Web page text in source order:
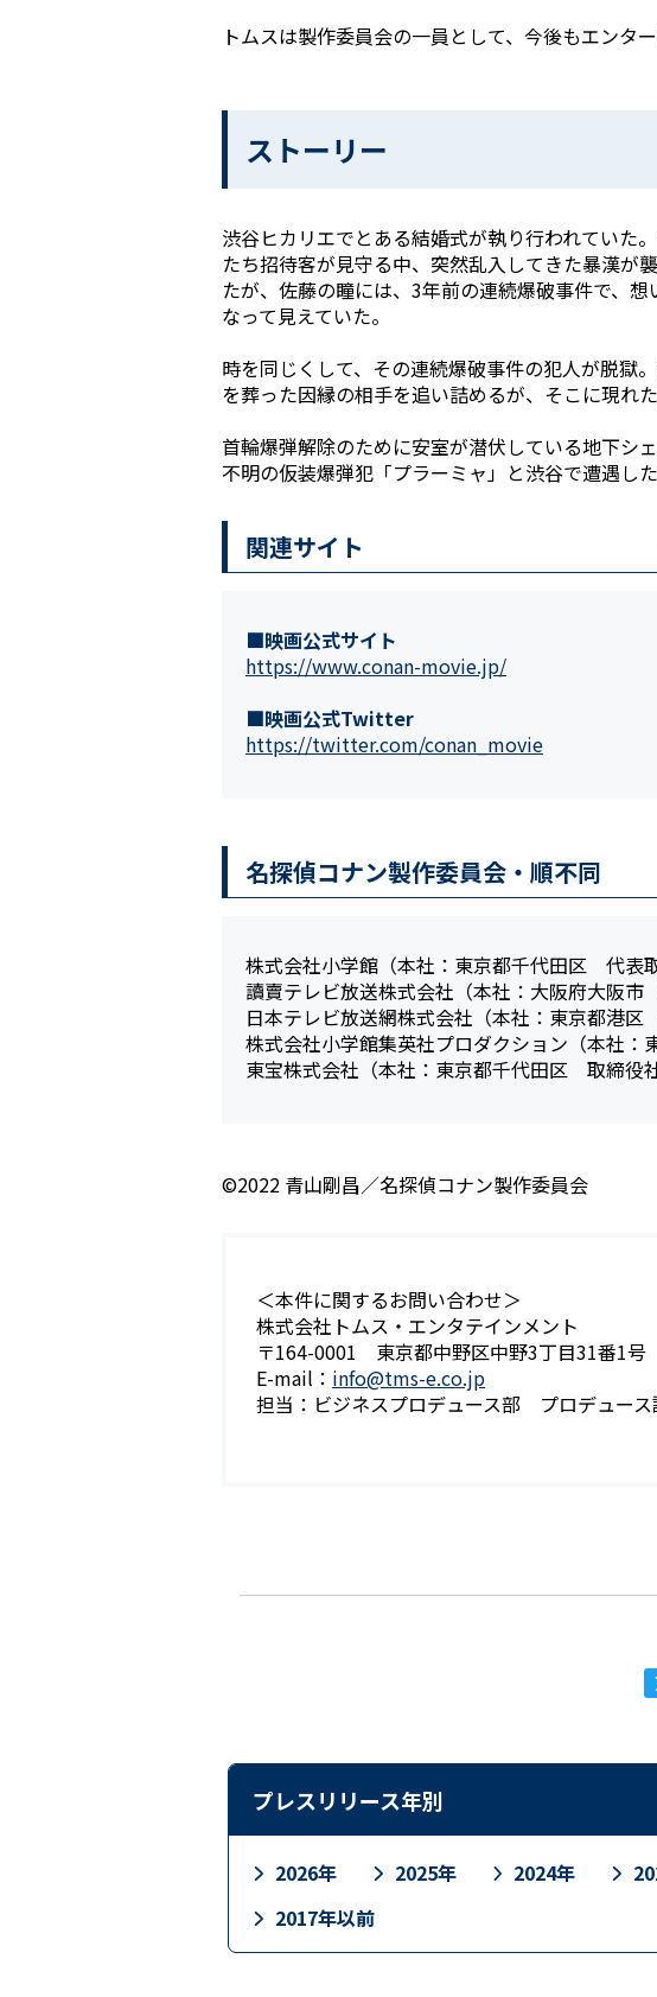
トムスは製作委員会の一員として、今後もエンタ
ストーリー
渋谷ヒカリエでとある結婚式が執り行われていた
たち招待客が見守る中、突然乱入してきた暴漢
たが、佐藤の瞳には、3年前の連続爆破事件で、
なって見えていた。
時を同じくして、その連続爆破事件の犯人が脱獄
を葬った因縁の相手を追い詰めるが、そこに現れ
首輪爆弾解除のために安室が潜伏している地下シ
不明の仮装爆弾犯「プラーミャ」と渋谷で遭遇し
関連サイト
■映画公式サイト
https://www.conan-movie.jp/
■映画公式Twitter
https://twitter.com/conan_movie
名探偵コナン製作委員会・順不同
株式会社小学館（本社：東京都千代田区 代表
讀賣テレビ放送株式会社（本社：大阪府大阪市
日本テレビ放送網株式会社（本社：東京都港
株式会社小学館集英社プロダクション（本社
東宝株式会社（本社：東京都千代田区 取締役
©2022 青山剛昌／名探偵コナン製作委員会
＜本件に関するお問い合わせ＞
株式会社トムス・エンタテインメント
〒164-0001 東京都中野区中野3丁目31番1号
E-mail： info@tms-e.co.jp
担当：ビジネスプロデュース部 プロデュー
プレスリリース年別
2026年 2025年 2024年
2017年以前